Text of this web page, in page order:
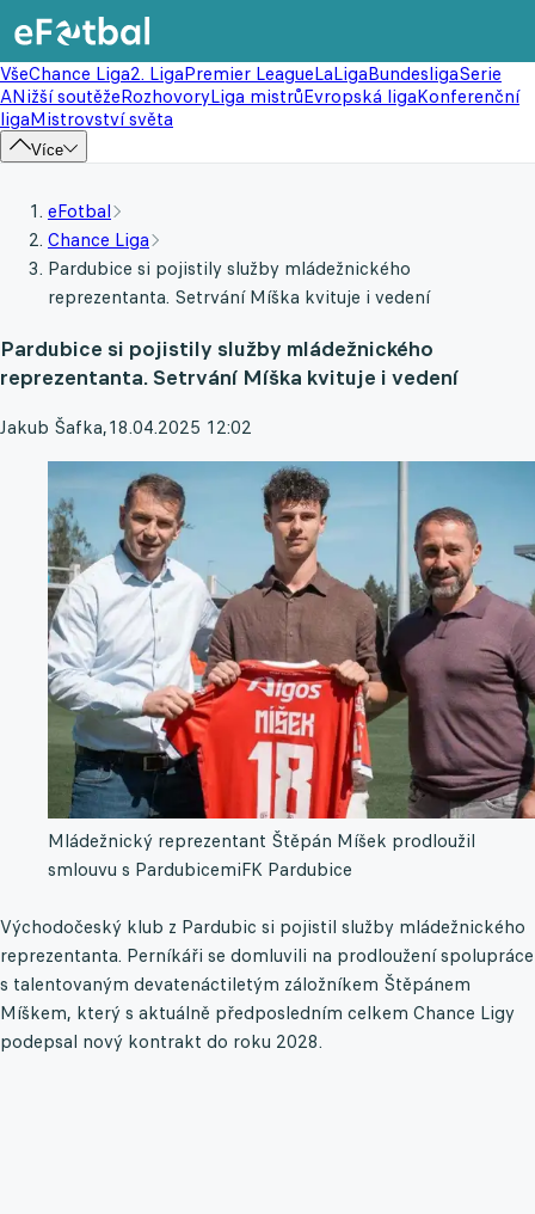
VšeChance Liga2. LigaPremier LeagueLaLigaBundesligaSerie
ANižší soutěžeRozhovoryLiga mistrůEvropská ligaKonferenční
ligaMistrovství světa
Více
eFotbal
Chance Liga
Pardubice si pojistily služby mládežnického
reprezentanta. Setrvání Míška kvituje i vedení
Pardubice si pojistily služby mládežnického
reprezentanta. Setrvání Míška kvituje i vedení
Jakub Šafka,18.04.2025 12:02
Mládežnický reprezentant Štěpán Míšek prodloužil
smlouvu s PardubicemiFK Pardubice
Východočeský klub z Pardubic si pojistil služby mládežnického
reprezentanta. Perníkáři se domluvili na prodloužení spolupráce
s talentovaným devatenáctiletým záložníkem Štěpánem
Míškem, který s aktuálně předposledním celkem Chance Ligy
podepsal nový kontrakt do roku 2028.